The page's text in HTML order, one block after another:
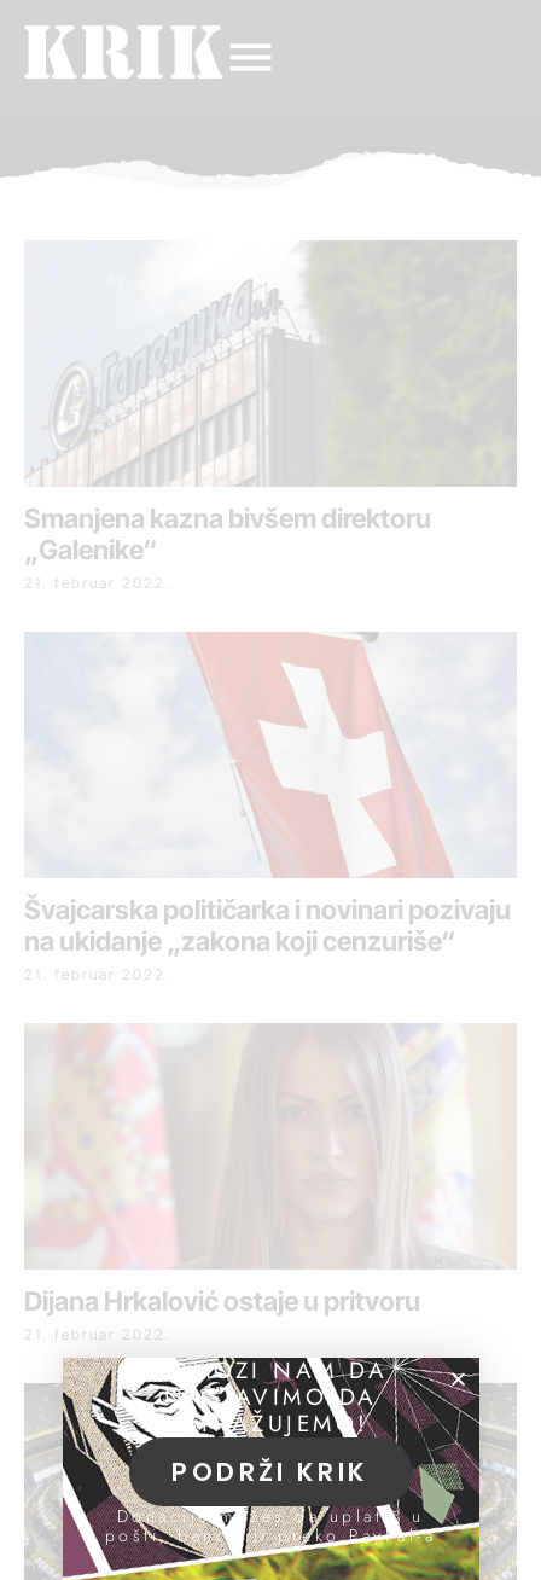
Smanjena kazna bivšem direktoru
„Galenike“
21. februar 2022.
Švajcarska političarka i novinari pozivaju
na ukidanje „zakona koji cenzuriše“
21. februar 2022.
Dijana Hrkalović ostaje u pritvoru
21. februar 2022.
POMOZI NAM DA
NASTAVIMO DA
ISTRAŽUJEMO!
PODRŽI KRIK
Donacije možeš da uplatiš u
pošti, banci ili preko PayPal-a